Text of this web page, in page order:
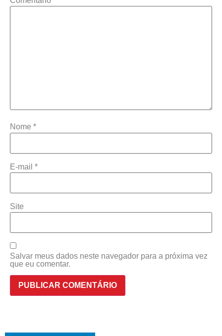
Nome *
E-mail *
Site
Salvar meus dados neste navegador para a próxima vez
que eu comentar.